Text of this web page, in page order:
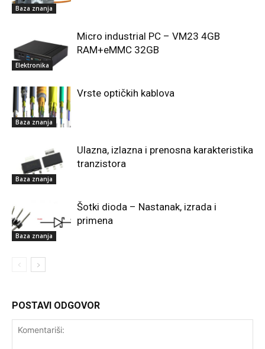
Baza znanja
Elektronika
Micro industrial PC – VM23 4GB
RAM+eMMC 32GB
Baza znanja
Vrste optičkih kablova
Baza znanja
Ulazna, izlazna i prenosna karakteristika
tranzistora
Baza znanja
Šotki dioda – Nastanak, izrada i
primena
POSTAVI ODGOVOR